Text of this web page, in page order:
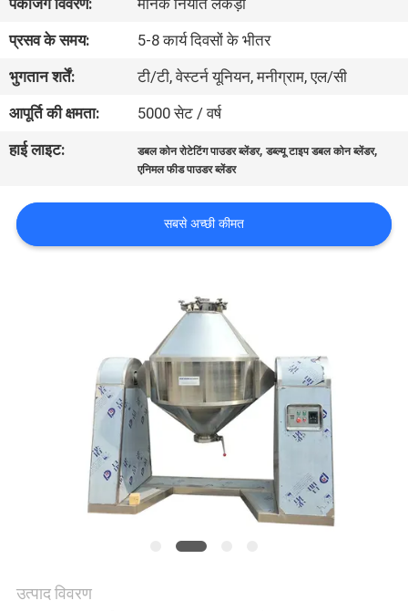
भ्रमण
गुणवत्ता
नियंत्रण
संपर्क
एक
पैकेजिंग विवरण:
मानक निर्यात लकड़ी
प्रसव के समय:
5-8 कार्य दिवसों के भीतर
भुगतान शर्तें:
टी/टी, वेस्टर्न यूनियन, मनीग्राम, एल/सी
आपूर्ति की क्षमता:
5000 सेट / वर्ष
हाई लाइट:
डबल कोन रोटेटिंग पाउडर ब्लेंडर,डब्ल्यू टाइप डबल कोन ब्लेंडर,
एनिमल फीड पाउडर ब्लेंडर
सबसे अच्छी कीमत
उत्पाद विवरण